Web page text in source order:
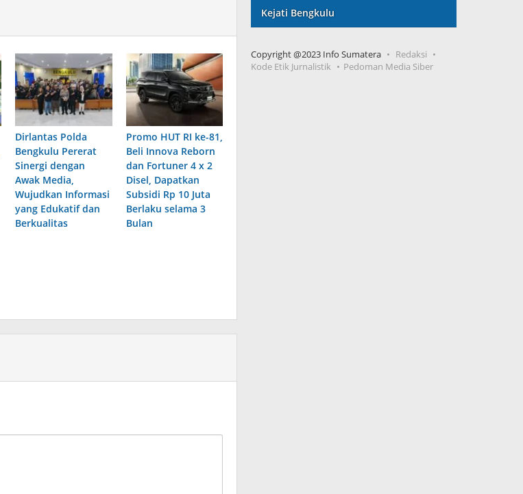
Dirlantas Polda
Bengkulu Pererat
Sinergi dengan
Awak Media,
Wujudkan Informasi
yang Edukatif dan
Berkualitas
Promo HUT RI ke-81,
Beli Innova Reborn
dan Fortuner 4 x 2
Disel, Dapatkan
Subsidi Rp 10 Juta
Berlaku selama 3
Bulan
Kejati Bengkulu
Copyright @2023 Info Sumatera
Redaksi
Kode Etik Jurnalistik
Pedoman Media Siber